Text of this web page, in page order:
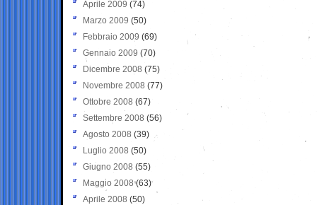
Aprile 2009 (74)
Marzo 2009 (50)
Febbraio 2009 (69)
Gennaio 2009 (70)
Dicembre 2008 (75)
Novembre 2008 (77)
Ottobre 2008 (67)
Settembre 2008 (56)
Agosto 2008 (39)
Luglio 2008 (50)
Giugno 2008 (55)
Maggio 2008(63)
Aprile 2008 (50)